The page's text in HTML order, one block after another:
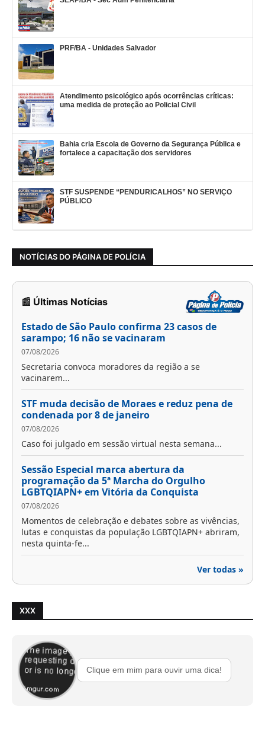
PRF/BA - Unidades Salvador
Atendimento psicológico após ocorrências críticas:
uma medida de proteção ao Policial Civil
Bahia cria Escola de Governo da Segurança Pública e
fortalece a capacitação dos servidores
STF SUSPENDE “PENDURICALHOS” NO SERVIÇO
PÚBLICO
NOTÍCIAS DO PÁGINA DE POLÍCIA
📰 Últimas Notícias
Estado de São Paulo confirma 23 casos de
sarampo; 16 não se vacinaram
07/08/2026
Secretaria convoca moradores da região a se
vacinarem...
STF muda decisão de Moraes e reduz pena de
condenada por 8 de janeiro
07/08/2026
Caso foi julgado em sessão virtual nesta semana...
Sessão Especial marca abertura da
programação da 5ª Marcha do Orgulho
LGBTQIAPN+ em Vitória da Conquista
07/08/2026
Momentos de celebração e debates sobre as vivências,
lutas e conquistas da população LGBTQIAPN+ abriram,
nesta quinta-fe...
Ver todas »
XXX
Clique em mim para ouvir uma dica!